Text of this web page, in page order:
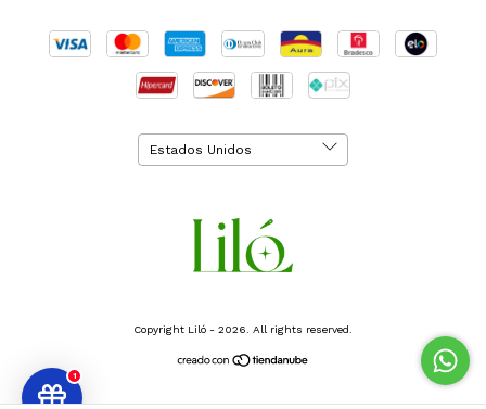
Copyright Liló - 2026. All rights reserved.
1